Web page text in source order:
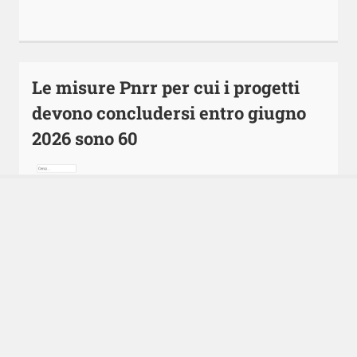
Le misure Pnrr per cui i progetti
devono concludersi entro giugno
2026 sono 60